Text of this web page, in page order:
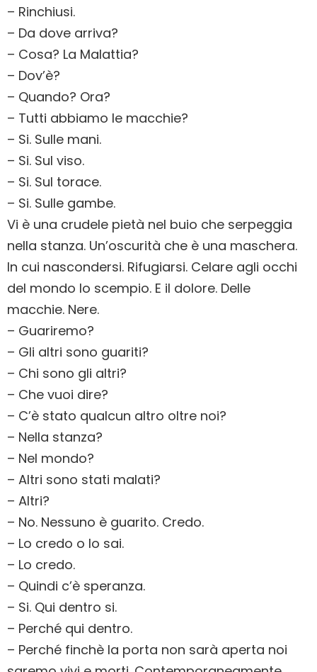
– Rinchiusi.
– Da dove arriva?
– Cosa? La Malattia?
– Dov’è?
– Quando? Ora?
– Tutti abbiamo le macchie?
– Si. Sulle mani.
– Si. Sul viso.
– Si. Sul torace.
– Si. Sulle gambe.
Vi è una crudele pietà nel buio che serpeggia
nella stanza. Un’oscurità che è una maschera.
In cui nascondersi. Rifugiarsi. Celare agli occhi
del mondo lo scempio. E il dolore. Delle
macchie. Nere.
– Guariremo?
– Gli altri sono guariti?
– Chi sono gli altri?
– Che vuoi dire?
– C’è stato qualcun altro oltre noi?
– Nella stanza?
– Nel mondo?
– Altri sono stati malati?
– Altri?
– No. Nessuno è guarito. Credo.
– Lo credo o lo sai.
– Lo credo.
– Quindi c’è speranza.
– Si. Qui dentro si.
– Perché qui dentro.
– Perché finchè la porta non sarà aperta noi